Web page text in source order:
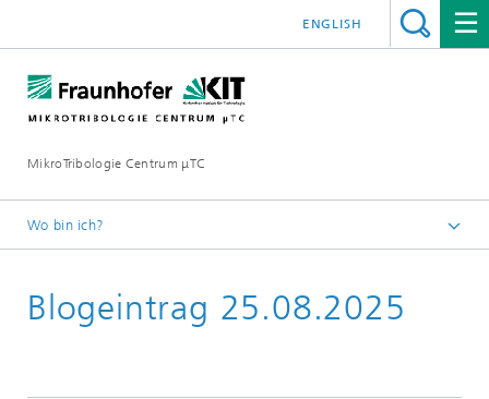
MikroTribologie Centrum μTC
ENGLISH
Wo bin ich?
Aktuelles
Blogeintrag 25.08.2025